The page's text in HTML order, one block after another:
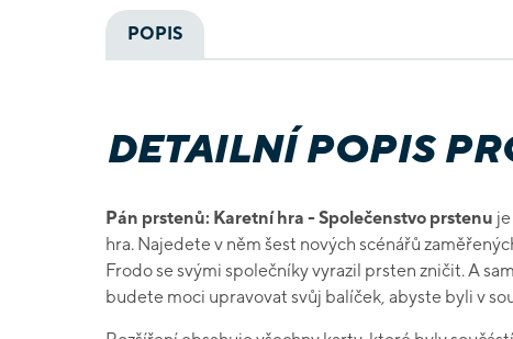
POPIS
DETAILNÍ POPIS
Pán prstenů: Karetní hra - Společenstvo prstenu
hra. Najedete v něm šest nových scénářů
Frodo se svými společníky vyrazil prsten zničit. A
budete moci upravovat svůj balíček, abyste byli v